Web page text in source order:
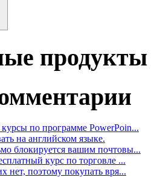
продукты
по программе PowerPoin...
на английском языке.
блокируется вашим почтовы...
курс по торговле ...
нет, поэтому покупать вря...